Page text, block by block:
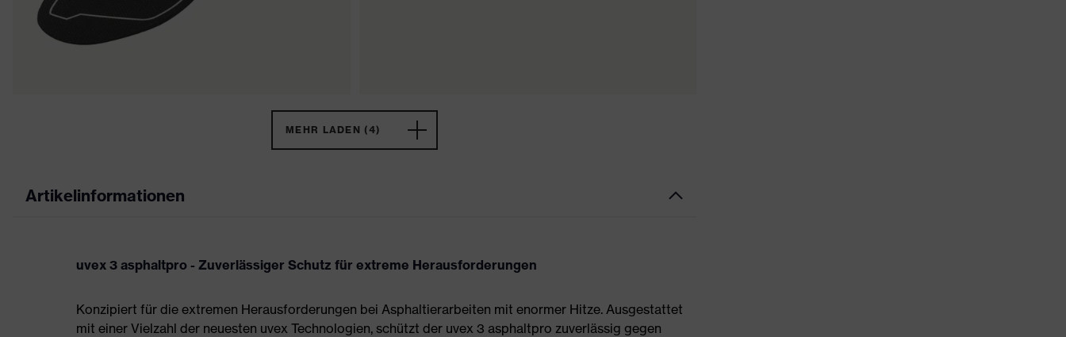
MEHR LADEN (4)
Artikelinformationen
uvex 3 asphaltpro - Zuverlässiger Schutz für extreme Herausforderungen
Konzipiert für die extremen Herausforderungen bei Asphaltierarbeiten mit enormer Hitze. Ausgestattet
mit einer Vielzahl der neuesten uvex Technologien, schützt der uvex 3 asphaltpro zuverlässig gegen